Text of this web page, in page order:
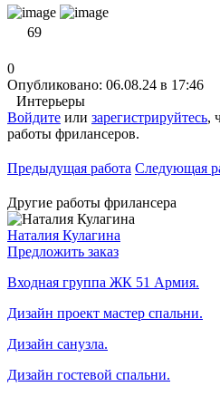
69
0
Опубликовано: 06.08.24 в 17:46
Интерьеры
Войдите или зарегистрируйтесь,
работы фрилансеров.
Предыдущая работа Следующая
Другие работы фрилансера
Наталия Кулагина
Предложить заказ
Входная группа ЖК 51 Армия.
Дизайн проект мастер спальни.
Дизайн санузла.
Дизайн гостевой спальни.